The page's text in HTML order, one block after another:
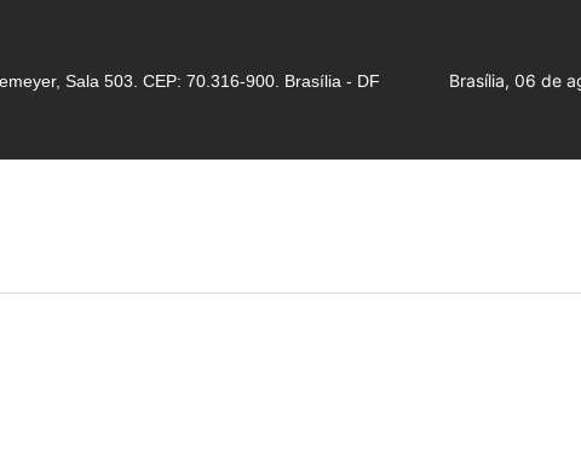
Sala 503. CEP: 70.316-900. Brasília - DF Brasília, 06 de